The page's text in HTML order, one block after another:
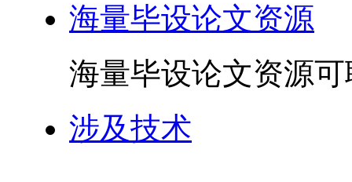
海量毕设论文资源
海量毕设论文资源
涉及技术